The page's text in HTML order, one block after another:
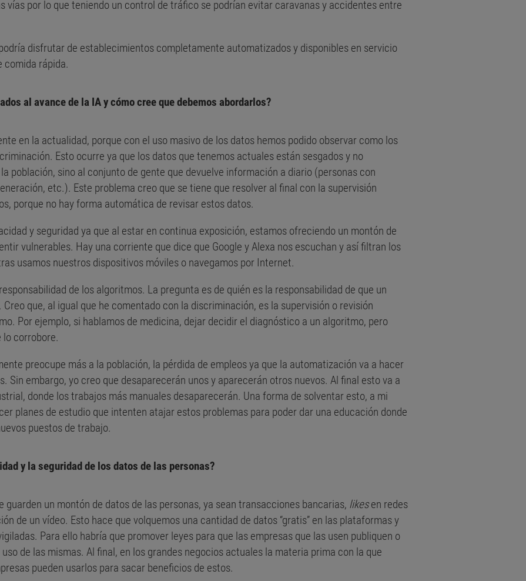
vías por lo que teniendo un control de tráfico se podrían evitar caravanas y accidentes entre
disfrutar de establecimientos completamente automatizados y disponibles en servicio
comida rápida.
al avance de la IA y cómo cree que debemos abordarlos?
en la actualidad, porque con el uso masivo de los datos hemos podido observar como los
Esto ocurre ya que los datos que tenemos actuales están sesgados y no
población, sino al conjunto de gente que devuelve información a diario (personas con
etc.). Este problema creo que se tiene que resolver al final con la supervisión
porque no hay forma automática de revisar estos datos.
y seguridad ya que al estar en continua exposición, estamos ofreciendo un montón de
vulnerables. Hay una corriente que dice que Google y Alexa nos escuchan y así filtran los
usamos nuestros dispositivos móviles o navegamos por Internet.
de los algoritmos. La pregunta es de quién es la responsabilidad de que un
que, al igual que he comentado con la discriminación, es la supervisión o revisión
Por ejemplo, si hablamos de medicina, dejar decidir el diagnóstico a un algoritmo, pero
lo corrobore.
preocupe más a la población, la pérdida de empleos ya que la automatización va a hacer
Sin embargo, yo creo que desaparecerán unos y aparecerán otros nuevos. Al final esto va a
donde los trabajos más manuales desaparecerán. Una forma de solventar esto, a mi
planes de estudio que intenten atajar estos problemas para poder dar una educación donde
puestos de trabajo.
y la seguridad de los datos de las personas?
guarden un montón de datos de las personas, ya sean transacciones bancarias, likesen redes
de un vídeo. Esto hace que volquemos una cantidad de datos “gratis” en las plataformas y
Para ello habría que promover leyes para que las empresas que las usen publiquen o
de las mismas. Al final, en los grandes negocios actuales la materia prima con la que
pueden usarlos para sacar beneficios de estos.